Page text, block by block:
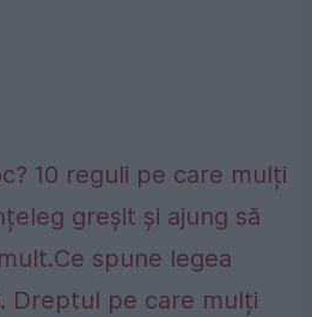
10 reguli pe care mulți
greșit și ajung să
spune legea
Dreptul pe care mulți